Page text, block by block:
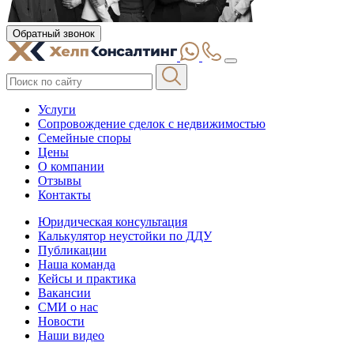
Обратный звонок
Услуги
Сопровождение сделок с недвижимостью
Семейные споры
Цены
О компании
Отзывы
Контакты
Юридическая консультация
Калькулятор неустойки по ДДУ
Публикации
Наша команда
Кейсы и практика
Вакансии
СМИ о нас
Новости
Наши видео